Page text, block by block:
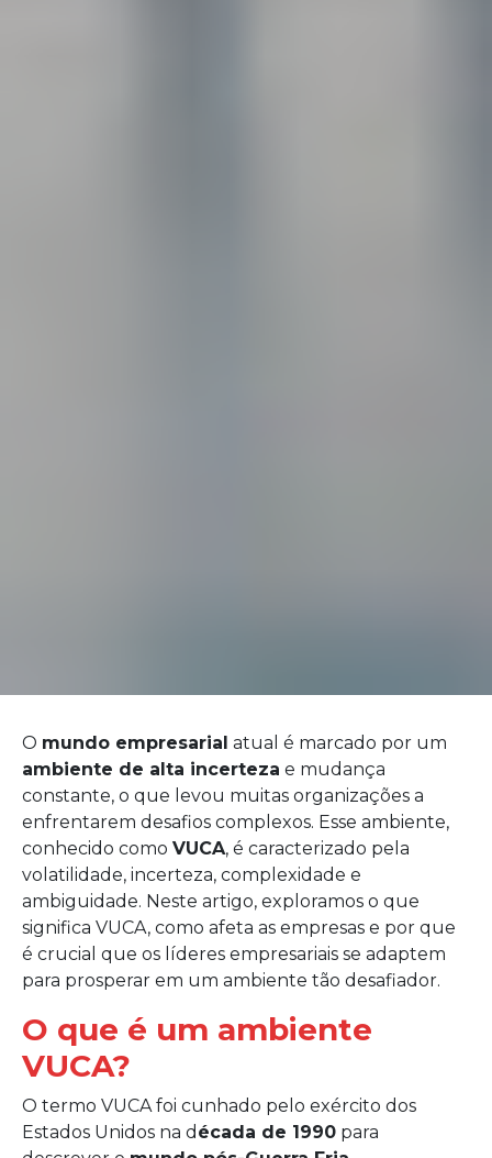
O mundo empresarial atual é marcado por um
ambiente de alta incerteza e mudança
constante, o que levou muitas organizações a
enfrentarem desafios complexos. Esse ambiente,
conhecido como VUCA, é caracterizado pela
volatilidade, incerteza, complexidade e
ambiguidade. Neste artigo, exploramos o que
significa VUCA, como afeta as empresas e por que
é crucial que os líderes empresariais se adaptem
para prosperar em um ambiente tão desafiador.
O que é um ambiente
VUCA?
O termo VUCA foi cunhado pelo exército dos
Estados Unidos na d écada de 1990 para